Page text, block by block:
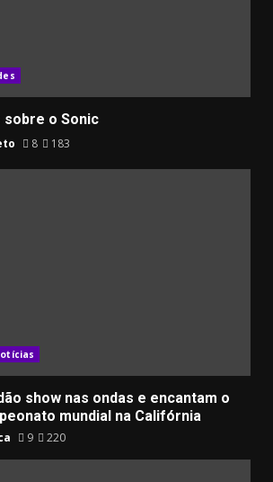
sobre o Sonic
8 183
show nas ondas e encantam o
mundial na Califórnia
9 220